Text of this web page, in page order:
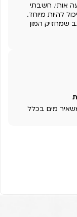
אותי. חשבתי
להיות מיוחד.
שמחזיק המון
מים בכלל